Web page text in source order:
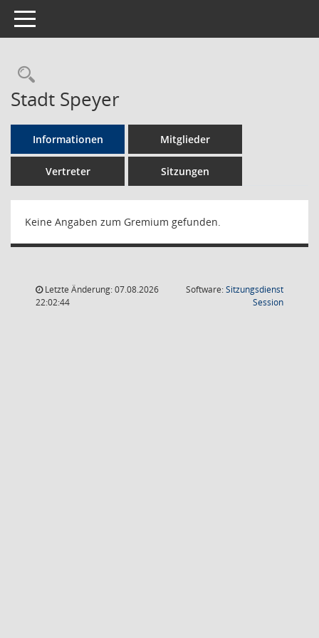
Toggle navigation
Rechercheauswahl
Stadt Speyer
Informationen Mitglieder
Vertreter Sitzungen
Keine Angaben zum Gremium gefunden.
Letzte Änderung: 07.08.2026
22:02:44
Software:Sitzungsdienst
Session(Wird in